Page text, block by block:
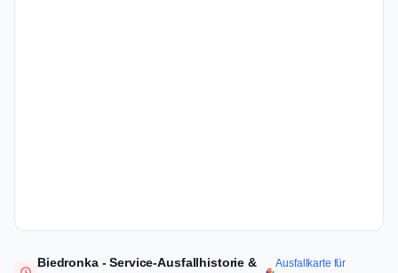
Biedronka - Service-Ausfallhistorie &
Ausfallkarte für